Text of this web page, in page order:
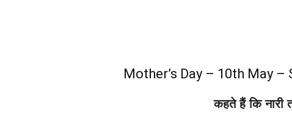
Mother’s Day – 10th May
कहते हैं कि नारी